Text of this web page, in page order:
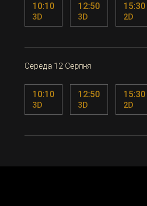
10:10
3D
12:50
3D
15:30
2D
Середа 12 Серпня
10:10
3D
12:50
3D
15:30
2D